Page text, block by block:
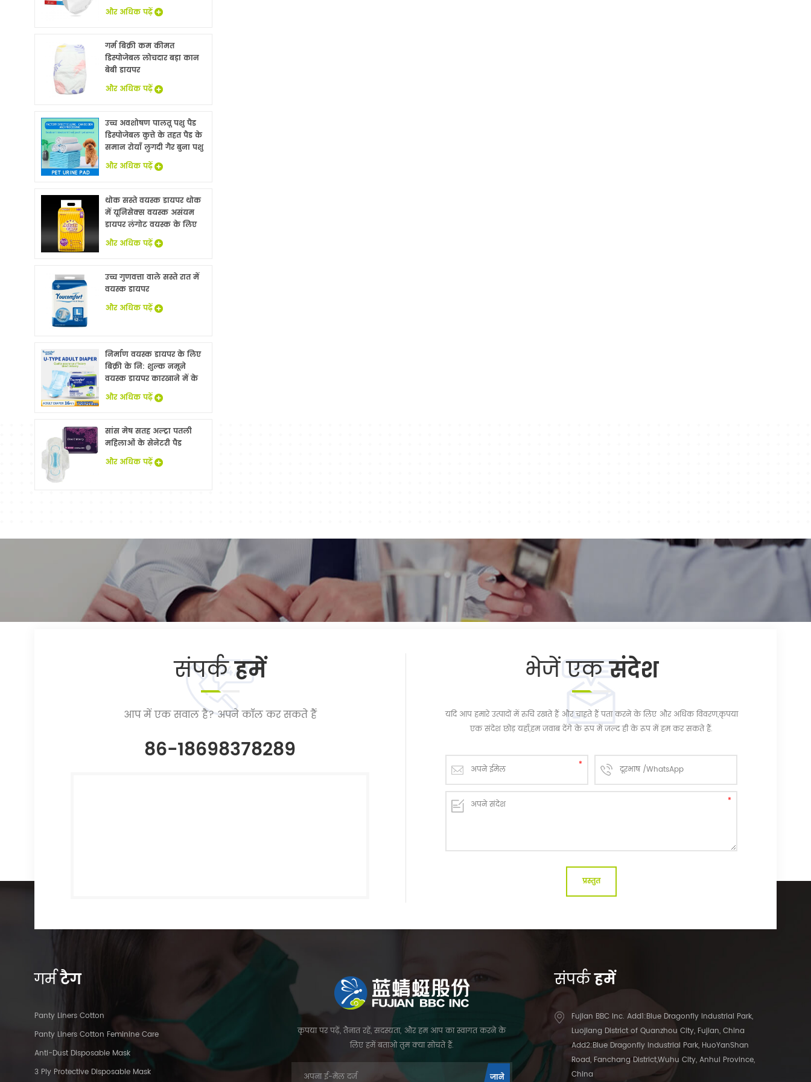
और अधिक पढ़ें
गर्म बिक्री कम कीमत
डिस्पोजेबल लोचदार बड़ा कान
बेबी डायपर
और अधिक पढ़ें
उच्च अवशोषण पालतू पशु पैड
डिस्पोजेबल कुत्ते के तहत पैड के
समान रोयाँ लुगदी गैर बुना पशु
बिस्तर चादरों थोक
और अधिक पढ़ें
थोक सस्ते वयस्क डायपर थोक
में यूनिसेक्स वयस्क असंयम
डायपर लंगोट वयस्क के लिए
नि: शुल्क नमूने
और अधिक पढ़ें
उच्च गुणवत्ता वाले सस्ते रात में
वयस्क डायपर
और अधिक पढ़ें
निर्माण वयस्क डायपर के लिए
बिक्री के नि: शुल्क नमूने
वयस्क डायपर कारखाने में के
साथ China
और अधिक पढ़ें
सांस मेष सतह अल्ट्रा पतली
महिलाओं के सेनेटरी पैड
और अधिक पढ़ें
संपर्कहमें
आप में एक सवाल है? अपने कॉल कर सकते हैं
86-18698378289
भेजें एकसंदेश
यदि आप हमारे उत्पादों में रुचि रखते हैं और चाहते हैं पता करने के लिए और अधिक विवरण,कृपया
एक संदेश छोड़ यहाँ,हम जवाब देंगे के रूप में जल्द ही के रूप में हम कर सकते हैं.
गर्मटैग
Panty Liners Cotton
Panty Liners Cotton Feminine Care
Anti-Dust Disposable Mask
3 Ply Protective Disposable Mask
कृपया पर पढ़ें, तैनात रहें, सदस्यता, और हम आप का स्वागत करने के
लिए हमें बताओ तुम क्या सोचते हैं.
संपर्कहमें
Fujian BBC Inc. Add1:Blue Dragonfly Industrial Park,
Luojiang District of Quanzhou City, Fujian, China
Add2:Blue Dragonfly Industrial Park, HuoYanShan
Road, Fanchang District,Wuhu City, Anhui Province,
China